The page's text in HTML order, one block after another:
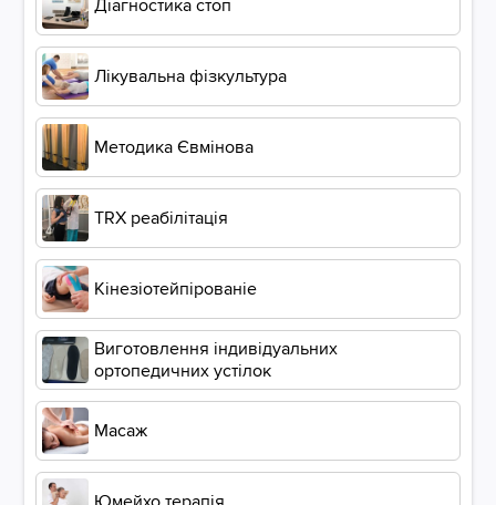
Діагностика стоп
Лікувальна фізкультура
Методика Євмінова
ТRХ реабілітація
Кінезіотейпірованіе
Виготовлення індивідуальних
ортопедичних устілок
Масаж